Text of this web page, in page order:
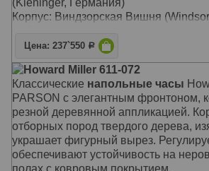
Корпус: Виндзорская Вишня
Звуковой сигнал:Westminster
Цена: 237`550 Р
Howard Miller 611-072
Классические напольные часы
PARSON с элегантным фронтоном,
резной деревянной аппликацией.
отборных пород твердого дерева,
украшает фигурный вырез.
обеспечивают устойчивость на